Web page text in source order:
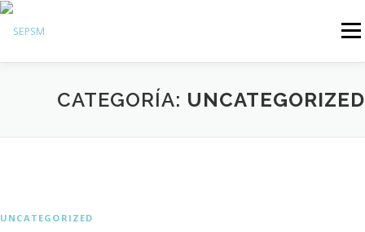
Menú
Sobre la SEPSMCATEGORÍA: UNCATEGORIZED
UNCATEGORIZED